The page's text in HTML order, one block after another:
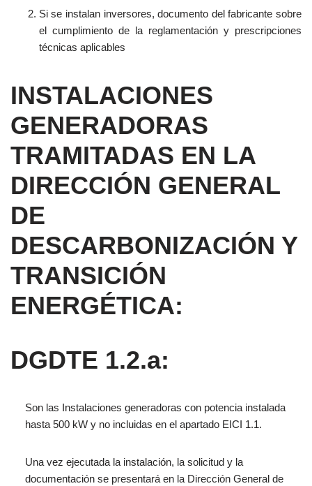
Si se instalan inversores, documento del fabricante sobre
el cumplimiento de la reglamentación y prescripciones
técnicas aplicables
INSTALACIONES
GENERADORAS
TRAMITADAS EN LA
DIRECCIÓN GENERAL
DE
DESCARBONIZACIÓN Y
TRANSICIÓN
ENERGÉTICA:
DGDTE 1.2.a:
Son las Instalaciones generadoras con potencia instalada
hasta 500 kW y no incluidas en el apartado EICI 1.1.
Una vez ejecutada la instalación, la solicitud y la
documentación se presentará en la Dirección General de